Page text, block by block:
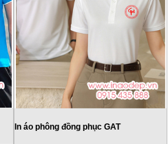
In áo phông đồng phục GAT